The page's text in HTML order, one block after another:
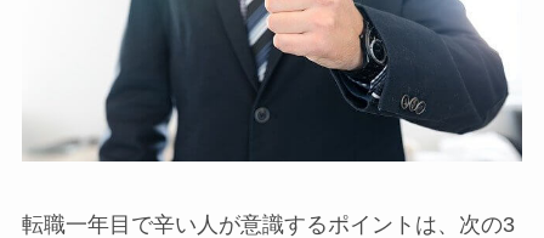
転職一年目で辛い人が意識するポイントは、次の3